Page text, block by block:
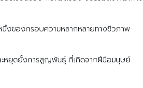
งของกรอบความหลากหลายทางชีวภาพ
ะหยุดยั้งการสูญพันธุ์ ที่เกิดจากฝีมือมนุษย์